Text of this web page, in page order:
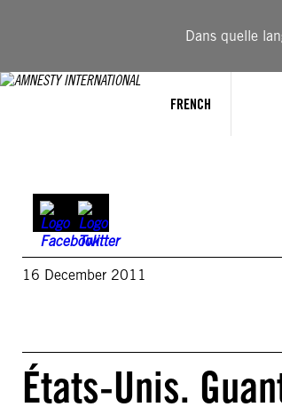
Dans quelle
FRENCH
16 December 2011
États-Unis.